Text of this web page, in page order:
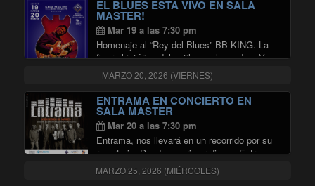
…Continuar leyendo "ELLAS POR ELLAS, OBRAS
EL BLUES ESTA VIVO EN SALA
MASTER!
Mar 19 a las 7:30 pm
Homenaje al “Rey del Blues” BB KING. La
figura histórica del estilo en el mundo. vVn a
escuchar sus grandes éxitos como “trhill is
gone”, “Everyday i have the blues” y muchos
más. En la …Continuar leyendo"EL BLUES ESTA
MARZO 20, 2026 (VIERNES)
ENTRAMA EN CONCIERTO EN
SALA MASTER
Mar 20 a las 7:30 pm
Entrama, nos llevará en un recorrido por su
repertorio. Desde su primer disco «Entrama»,
hasta la maravillosa madurez creativa de su
última producción «El fuego de la memoria».
MARZO 25, 2026 (MIÉRCOLES)